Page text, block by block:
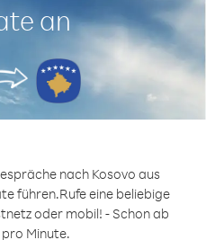
an
nach Kosovo aus
führen.Rufe eine beliebige
oder mobil! - Schon ab
Minute.